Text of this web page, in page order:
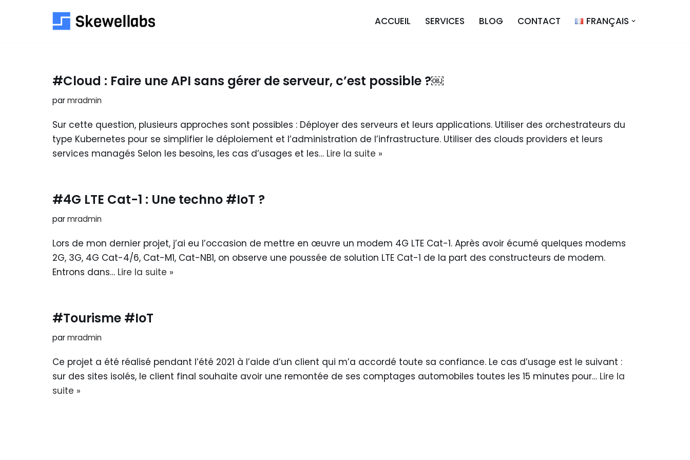
ACCUEIL SERVICES BLOG CONTACT FRANÇAIS
#Cloud : Faire une API sans gérer de serveur, c’est possible ?￼
parmradmin
Sur cette question, plusieurs approches sont possibles : Déployer des serveurs et leurs applications. Utiliser des orchestrateurs du
type Kubernetes pour se simplifier le déploiement et l’administration de l’infrastructure. Utiliser des clouds providers et leurs
services managés Selon les besoins, les cas d’usages et les… Lire la suite »
#4G LTE Cat-1 : Une techno #IoT ?
parmradmin
Lors de mon dernier projet, j’ai eu l’occasion de mettre en œuvre un modem 4G LTE Cat-1. Après avoir écumé quelques modems
2G, 3G, 4G Cat-4/6, Cat-M1, Cat-NB1, on observe une poussée de solution LTE Cat-1 de la part des constructeurs de modem.
Entrons dans… Lire la suite »
#Tourisme #IoT
parmradmin
Ce projet a été réalisé pendant l’été 2021 à l’aide d’un client qui m’a accordé toute sa confiance. Le cas d’usage est le suivant :
sur des sites isolés, le client final souhaite avoir une remontée de ses comptages automobiles toutes les 15 minutes pour… Lire la
suite »